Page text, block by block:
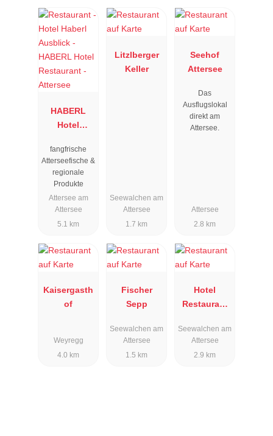
HABERL
Hotel
Attersee
fangfrische
Atterseefische &
regionale
Produkte
Attersee am
Attersee
5.1 km
Litzlberger
Keller
Seewalchen am
Attersee
1.7 km
Seehof
Attersee
Das
Ausflugslokal
direkt am
Attersee.
Attersee
2.8 km
Kaisergasth
of
Weyregg
4.0 km
Fischer
Sepp
Seewalchen am
Attersee
1.5 km
Hotel
Restaurant
Seewalchen am
Attersee
2.9 km